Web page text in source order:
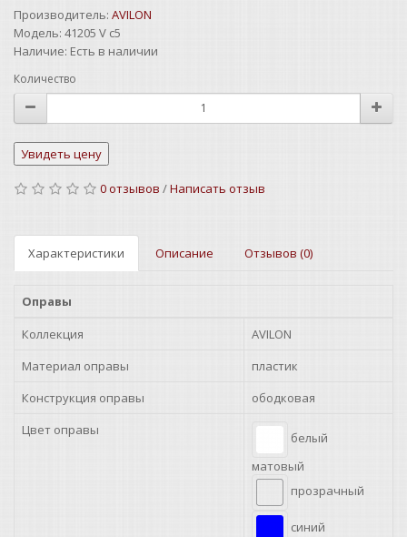
Производитель: AVILON
Модель: 41205 V c5
Наличие: Есть в наличии
Количество
0 отзывов /Написать отзыв
Характеристики Описание Отзывов (0)
Оправы
Коллекция
AVILON
Материал оправы
пластик
Конструкция оправы
ободковая
Цвет оправы
белый
матовый
прозрачный
синий